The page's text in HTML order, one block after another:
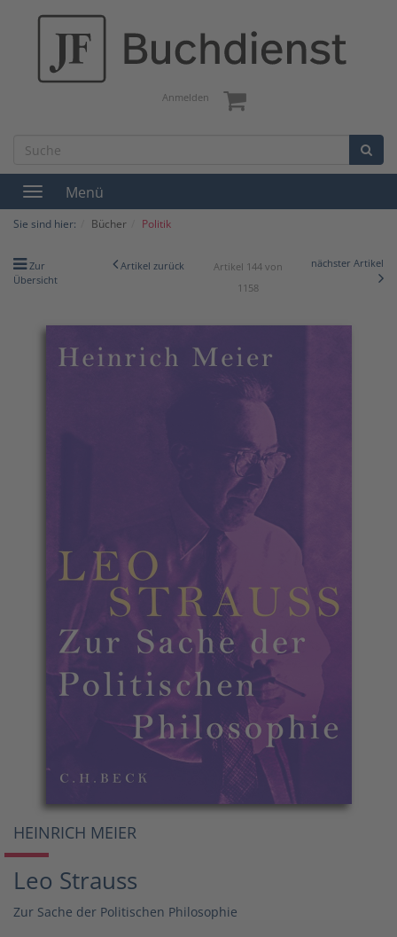
Anmelden
Toggle
navigation
Menü
Sie sind hier: Bücher Politik
Zur
Übersicht
Artikel zurück
Artikel 144 von
1158
nächster Artikel
HEINRICH MEIER
Leo Strauss
Zur Sache der Politischen Philosophie